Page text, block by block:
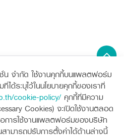
น จำกัด ใช้งานคุกกี้บนแพลตฟอร์ม
ด้ระบุไว้ในนโยบายคุกกี้ของเราที่
cookie-policy/คุกกี้ที่มีความ
Cookies) จะเปิดใช้งานตลอด
อการใช้งานแพลตฟอร์มของบริษัท
ามารถปรับการตั้งค่าได้ด้านล่างนี้
เครื่องจักรกลก่อสร้าง
รถขุดขนาดเล็ก
อุปกรณ์ต่อพ่วงรถขุด
รถตักล้อยาง
ศูนย์ลูกค้าสัมพันธ์คูโบต้า คอนเนค